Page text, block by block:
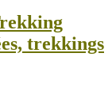
trekkings